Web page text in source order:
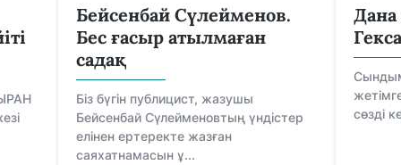
Бейсенбай Сүлейменов.
Бес ғасыр атылмаған
садақ
Біз бүгін публицист, жазушы
Бейсенбай Сүлейменовтың үндістер
елінен ертеректе жазған
саяхатнамасын ұ...
сөзді